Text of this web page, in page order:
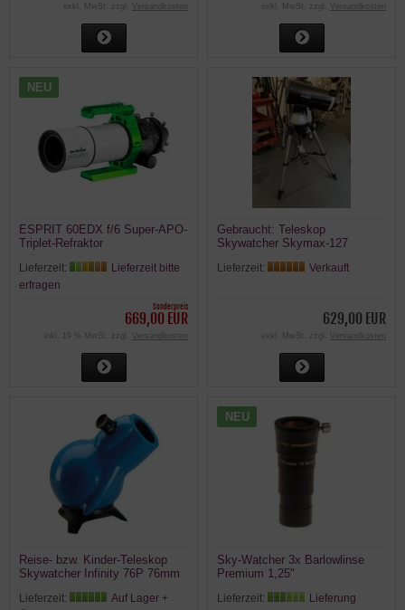
exkl. MwSt. zzgl. Versandkosten exkl. MwSt. zzgl. Versandkosten
NEU
ESPRIT 60EDX f/6 Super-APO-
Triplet-Refraktor
Lieferzeit:
Lieferzeit bitte
erfragen
Sonderpreis
669,00 EUR
inkl. 19 % MwSt. zzgl. Versandkosten
Gebraucht: Teleskop
Skywatcher Skymax-127
GoTo Montierung
Lieferzeit: Verkauft
629,00 EUR
exkl. MwSt. zzgl. Versandkosten
Reise- bzw. Kinder-Teleskop
Skywatcher Infinity 76P 76mm
Fernrohr
Lieferzeit:
Auf Lager +
NEU
Sky-Watcher 3x Barlowlinse
Premium 1,25"
Lieferzeit:
Lieferung